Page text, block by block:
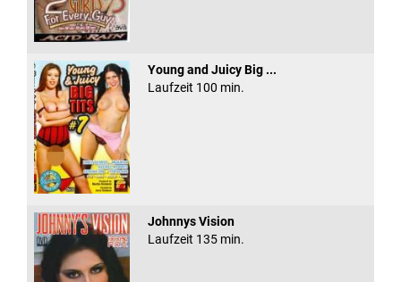
Young and Juicy Big ...
Laufzeit 100 min.
Johnnys Vision
Laufzeit 135 min.